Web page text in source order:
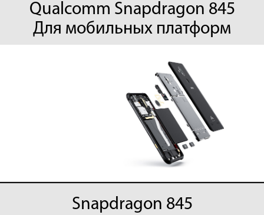
Qualcomm Snapdragon 845
Для мобильных платформ
Snapdragon 845